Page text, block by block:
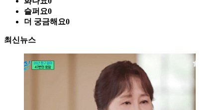
슬퍼요0
더 궁금해요0
최신뉴스